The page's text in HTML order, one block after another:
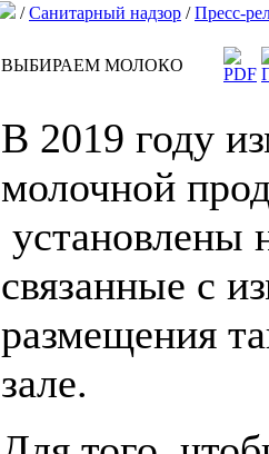
/Санитарный надзор /Пресс-
ВЫБИРАЕМ МОЛОКО
В 2019 году
молочной
установлены
связанные с
размещения
зале.